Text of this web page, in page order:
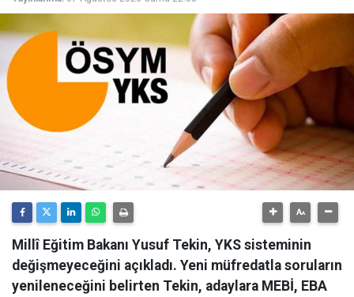
Millî Eğitim Bakanı Yusuf Tekin, YKS sisteminin
değişmeyeceğini açıkladı. Yeni müfredatla soruların
yenileneceğini belirten Tekin, adaylara MEBİ, EBA